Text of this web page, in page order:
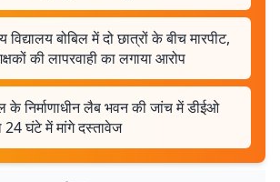
बोबिल में दो छात्रों के बीच मारपीट,
की लापरवाही का लगाया आरोप
के निर्माणाधीन लैब भवन की जांच में डीईओ
घंटे में मांगे दस्तावेज